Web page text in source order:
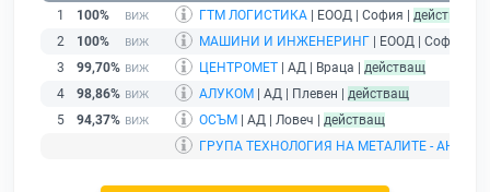
1
100% ГТМ ЛОГИСТИКА | ЕООД | София | действащ
2
100% МАШИНИ И ИНЖЕНЕРИНГ | ЕООД | София |
3
99,70% ЦЕНТРОМЕТ | АД | Враца | действащ
4
98,86% АЛУКОМ | АД | Плевен | действащ
5
94,37% ОСЪМ | АД | Ловеч | действащ
ГРУПА ТЕХНОЛОГИЯ НА МЕТАЛИТЕ - АНГЕЛ